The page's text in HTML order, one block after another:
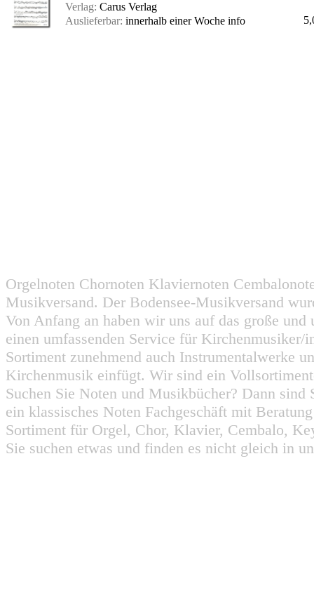
Verlag: Carus Verlag
Auslieferbar: innerhalb einer Woche info
Orgelnoten Chornoten Klaviernoten
Musikversand. Der Bodensee-Musikversand
Von Anfang an haben wir uns auf das große
einen umfassenden Service für
Sortiment zunehmend auch Instrumentalwerke
Kirchenmusik einfügt. Wir sind ein
Suchen Sie Noten und Musikbücher? Dann
ein klassisches Noten Fachgeschäft mit
Sortiment für Orgel, Chor, Klavier, Cembalo,
Sie suchen etwas und finden es nicht gleich in